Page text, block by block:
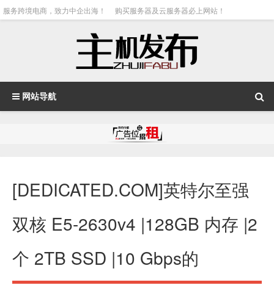
服务跨境电商，致力中企出海！ 购买服务器及云服务器必上网站！
网站导航
[DEDICATED.COM]英特尔至强
双核 E5-2630v4 |128GB 内存 |2
个 2TB SSD |10 Gbps的